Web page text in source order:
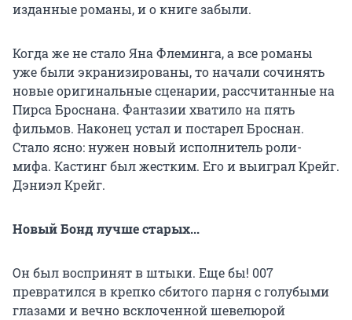
изданные романы, и о книге забыли.
Когда же не стало Яна Флеминга, а все романы
уже были экранизированы, то начали сочинять
новые оригинальные сценарии, рассчитанные на
Пирса Броснана. Фантазии хватило на пять
фильмов. Наконец устал и постарел Броснан.
Стало ясно: нужен новый исполнитель роли-
мифа. Кастинг был жестким. Его и выиграл Крейг.
Дэниэл Крейг.
Новый Бонд лучше старых...
Он был воспринят в штыки. Еще бы! 007
превратился в крепко сбитого парня с голубыми
глазами и вечно всклоченной шевелюрой